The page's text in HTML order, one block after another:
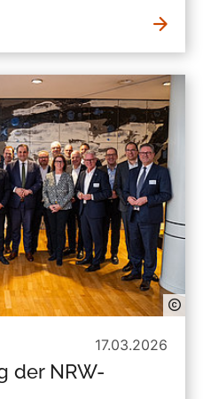
17.03.2026
der NRW-